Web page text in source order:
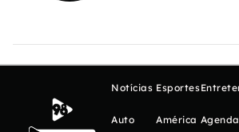
Notícias
Auto
Esportes
América Agenda